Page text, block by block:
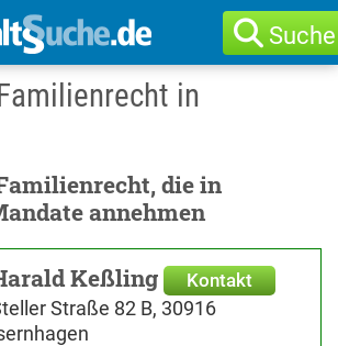
Suche
in
die in
annehmen
Keßling Kontakt
Straße 82 B, 30916